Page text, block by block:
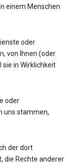
einem Menschen
oder
von Ihnen (oder
in Wirklichkeit
oder
uns stammen,
der dort
die Rechte anderer